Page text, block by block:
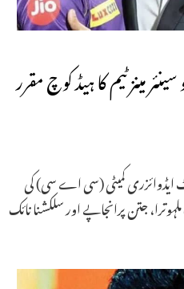
مینز ٹیم کا ہیڈ کوچ مقرر
ایڈوائزری کمیٹی (سی اے سی) کی
جتن پرانجاپے اور سلکشنا نائک